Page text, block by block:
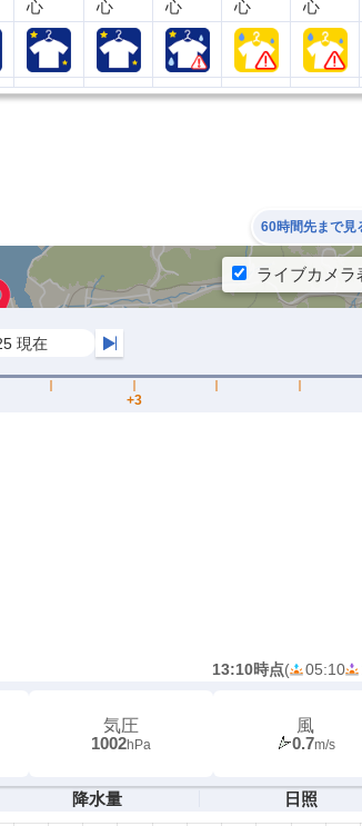
60時間先まで見
13:10時点( 05:10
気圧
1002hPa
風
0.7m/s
降水量 日照